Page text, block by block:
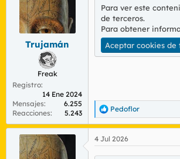
o
n
e
s
Trujamán
Freak
Registro
14 Ene 2024
Mensajes
6.255
Reacciones
5.243
Para ver este
de terceros.
Para obtener
Aceptar cookies de
R
e
a
c
Pedoflor
4 Jul 2026